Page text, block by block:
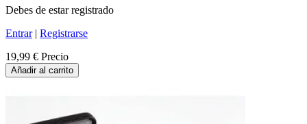
Debes de estar registrado
Entrar| Registrarse
19,99 € Precio
Añadir al carrito